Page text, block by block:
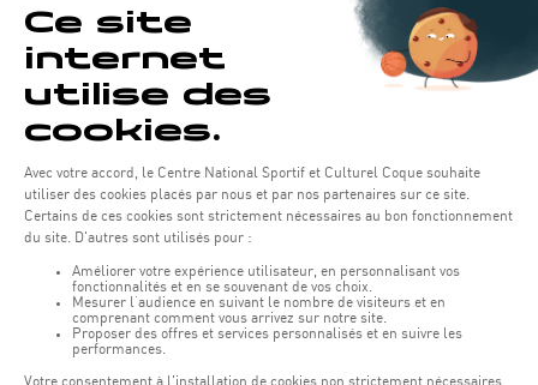
Montag - Freitag : 06:30 - 22:00 Uhr
Wochenende: 07:30 - 19:00 Uhr
Remember to check the opening hours of each activity.
Zugriff:
COQUE • 2, rue Léon Hengen, Luxembourg (L-1745)